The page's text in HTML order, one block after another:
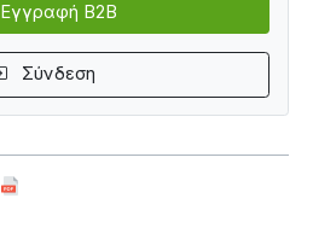
Εγγραφή B2B
Σύνδεση